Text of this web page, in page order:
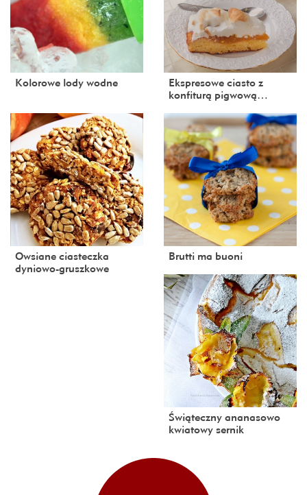
Kolorowe lody wodne
Ekspresowe ciasto z
konfiturą pigwową…
Owsiane ciasteczka
dyniowo-gruszkowe
Brutti ma buoni
Świąteczny ananasowo
kwiatowy sernik